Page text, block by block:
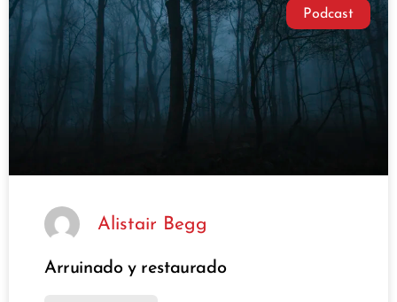
Podcast
Alistair Begg
Arruinado y restaurado